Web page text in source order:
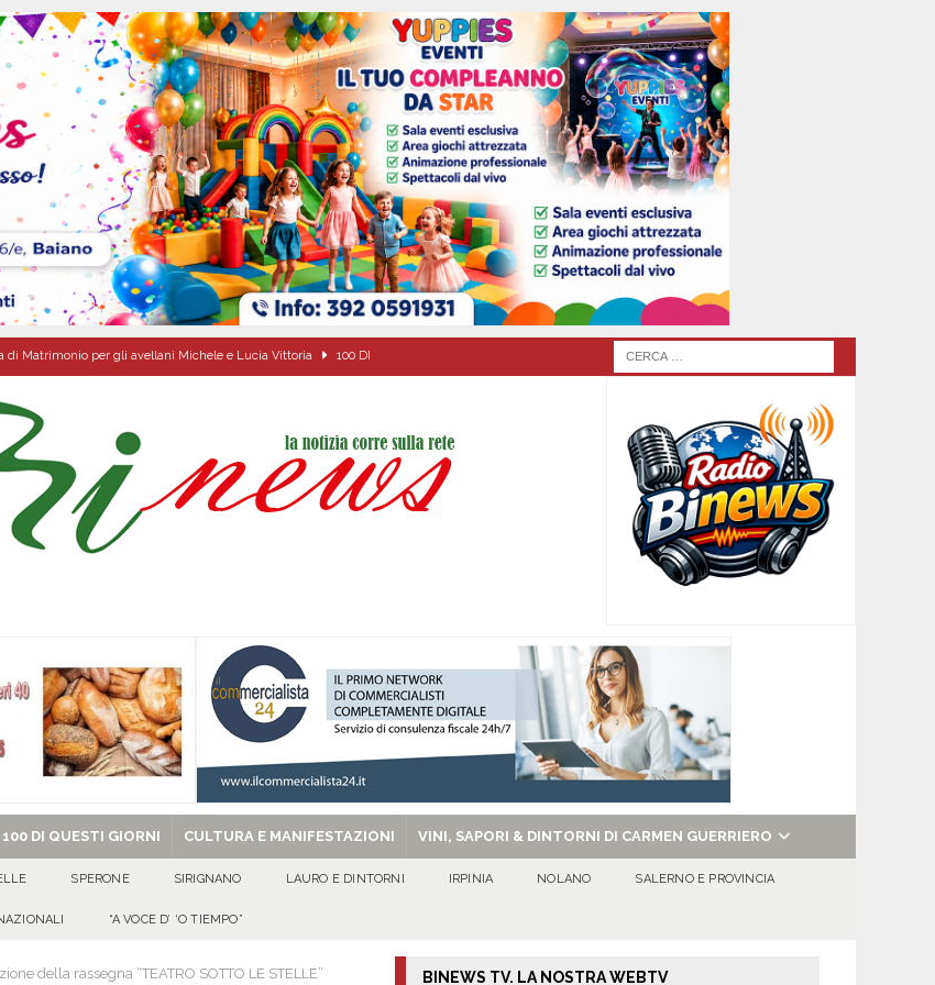
di Matrimonio per gli avellani Michele e Lucia Vittoria 100 DI
dall’Irpinia: nuovo incarico per Gerardo Gonnella
due giorni di fede nel ricordo del fondatore CULTURA E
permanente della Regione Campania EVIDENZA
Pmi International: “La sicurezza sul lavoro deve diventare
dalla tutela della vita umana” CULTURA E
il Martirio di san Giovanni Battista e santa Sabina EVIDENZA
100 DI QUESTI GIORNI CULTURA E MANIFESTAZIONI VINI, SAPORI & DINTORNI DI CARMEN GUERRIERO
SPERONE SIRIGNANO LAURO E DINTORNI IRPINIA NOLANO SALERNO E PROVINCIA
“A VOCE D’ ‘O TIEMPO”
della rassegna “TEATRO SOTTO LE STELLE” BINEWS TV. LA NOSTRA WEBTV